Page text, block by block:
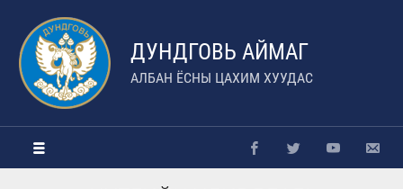
ДУНДГОВЬ АЙМАГ
АЛБАН ЁСНЫ ЦАХИМ ХУУДАС